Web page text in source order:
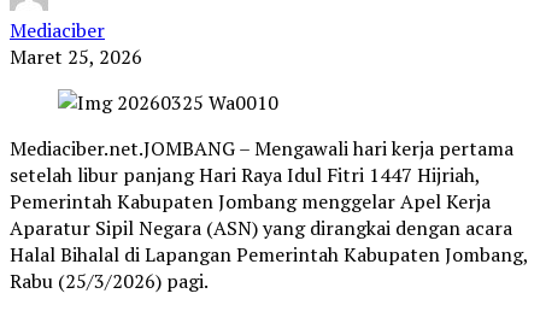
Mediaciber
Maret 25, 2026
Mediaciber.net.JOMBANG – Mengawali hari kerja pertama
setelah libur panjang Hari Raya Idul Fitri 1447 Hijriah,
Pemerintah Kabupaten Jombang menggelar Apel Kerja
Aparatur Sipil Negara (ASN) yang dirangkai dengan acara
Halal Bihalal di Lapangan Pemerintah Kabupaten Jombang,
Rabu (25/3/2026) pagi.